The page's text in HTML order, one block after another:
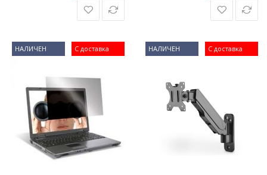
С доставка
НАЛИЧЕН С доставка
НАЛИЧЕН